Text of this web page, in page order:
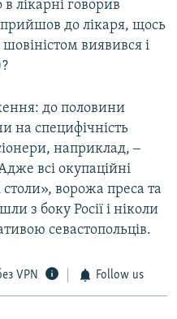
лікарні говорив
до лікаря, щось
виявився і
до половини
на специфічність
наприклад, ‒
всі окупаційні
ворожа преса та
з боку Росії і ніколи
севастопольців.
VPN Follow us